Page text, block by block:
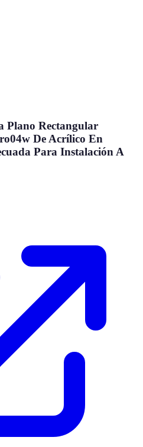
Plano Rectangular
De Acrílico En
Para Instalación A